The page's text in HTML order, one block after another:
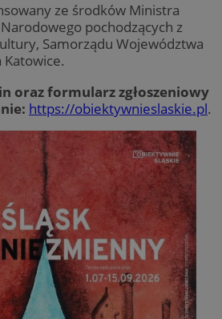
ze środków Ministra
pochodzących z
Samorządu Województwa
Katowice.
oraz formularz zgłoszeniowy
https://obiektywnieslaskie.pl.